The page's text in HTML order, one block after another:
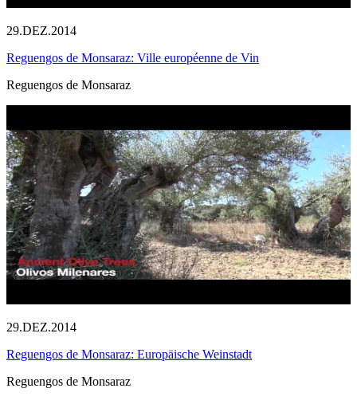
29.DEZ.2014
Reguengos de Monsaraz: Ville européenne de Vin
Reguengos de Monsaraz
29.DEZ.2014
Reguengos de Monsaraz: Europäische Weinstadt
Reguengos de Monsaraz